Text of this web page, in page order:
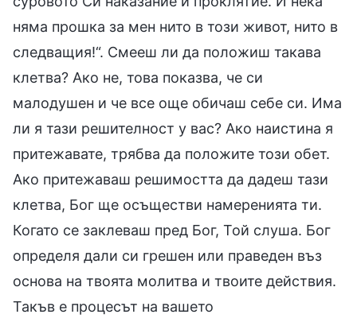
няма прошка за мен нито в този живот, нито в
следващия!“. Смееш ли да положиш такава
клетва? Ако не, това показва, че си
малодушен и че все още обичаш себе си. Има
ли я тази решителност у вас? Ако наистина я
притежавате, трябва да положите този обет.
Ако притежаваш решимостта да дадеш тази
клетва, Бог ще осъществи намеренията ти.
Когато се заклеваш пред Бог, Той слуша. Бог
определя дали си грешен или праведен въз
основа на твоята молитва и твоите действия.
Такъв е процесът на вашето